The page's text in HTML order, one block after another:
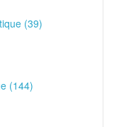
(39)
(144)